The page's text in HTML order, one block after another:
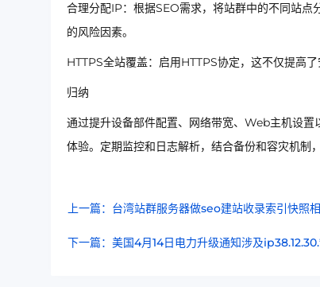
合理分配IP：根据SEO需求，将站群中的不同站
的风险因素。
HTTPS全站覆盖：启用HTTPS协定，这不仅提高
归纳
通过提升设备部件配置、网络带宽、Web主机设
体验。定期监控和日志解析，结合备份和容灾机制
上一篇：台湾站群服务器做seo建站收录索引快照
下一篇：美国4月14日电力升级通知涉及